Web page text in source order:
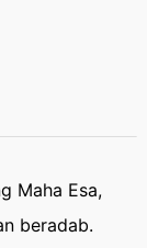
Maha Esa,
beradab.